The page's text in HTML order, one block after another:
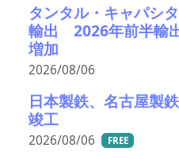
タンタル・キャパシ
輸出 2026年前半輸
増加
2026/08/06
日本製鉄、名古屋製
竣工
2026/08/06 FREE